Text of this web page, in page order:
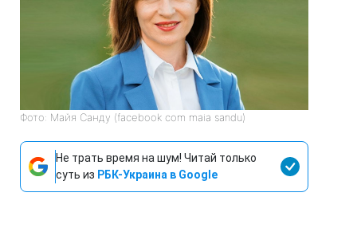
Фото: Майя Санду (facebook com maia sandu)
Не трать время на шум! Читай только
суть из РБК-Украина в Google